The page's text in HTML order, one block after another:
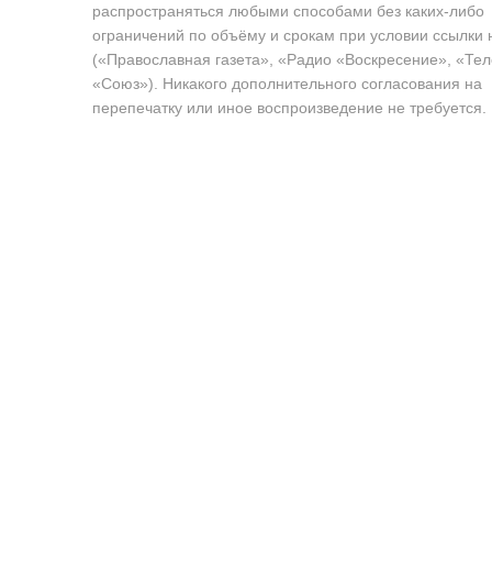
распространяться любыми способами без каких-либо
ограничений по объёму и срокам при условии ссылки
(«Православная газета», «Радио «Воскресение»,
«Союз»). Никакого дополнительного согласования на
перепечатку или иное воспроизведение не требуется.